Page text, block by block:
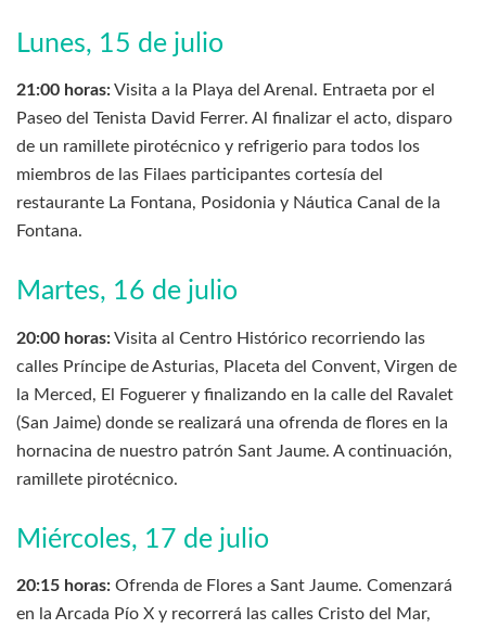
Lunes, 15 de julio
21:00 horas:Visita a la Playa del Arenal. Entraeta por el
Paseo del Tenista David Ferrer. Al finalizar el acto, disparo
de un ramillete pirotécnico y refrigerio para todos los
miembros de las Filaes participantes cortesía del
restaurante La Fontana, Posidonia y Náutica Canal de la
Fontana.
Martes, 16 de julio
20:00 horas:Visita al Centro Histórico recorriendo las
calles Príncipe de Asturias, Placeta del Convent, Virgen de
la Merced, El Foguerer y finalizando en la calle del Ravalet
(San Jaime) donde se realizará una ofrenda de flores en la
hornacina de nuestro patrón Sant Jaume. A continuación,
ramillete pirotécnico.
Miércoles, 17 de julio
20:15 horas: Ofrenda de Flores a Sant Jaume. Comenzará
en la Arcada Pío X y recorrerá las calles Cristo del Mar,